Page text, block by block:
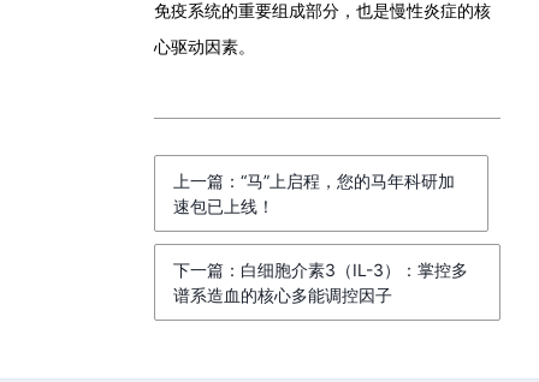
免疫系统的重要组成部分，也是慢性炎症的核
心驱动因素。
上一篇：“马”上启程，您的马年科研加
速包已上线！
下一篇：白细胞介素3（IL-3）：掌控多
谱系造血的核心多能调控因子